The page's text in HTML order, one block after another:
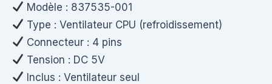
Modèle : 837535-001
Type : Ventilateur CPU (refroidissement)
Connecteur : 4 pins
Tension : DC 5V
Inclus : Ventilateur seul